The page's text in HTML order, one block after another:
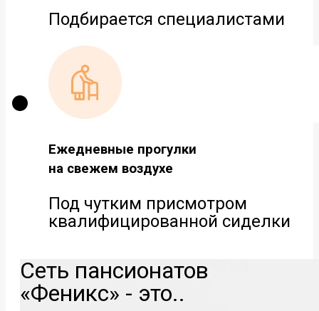
Подбирается специалистами
Ежедневные прогулки
на свежем воздухе
Под чутким присмотром
квалифицированной сиделки
Сеть пансионатов
«Феникс» - это..